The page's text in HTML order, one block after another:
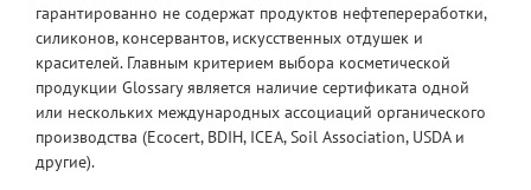
гарантированно не содержат продуктов нефтепереработки,
силиконов, консервантов, искусственных отдушек и
красителей. Главным критерием выбора косметической
продукции Glossary является наличие сертификата одной
или нескольких международных ассоциаций органического
производства (Ecocert, BDIH, ICEA, Soil Association, USDA и
другие).